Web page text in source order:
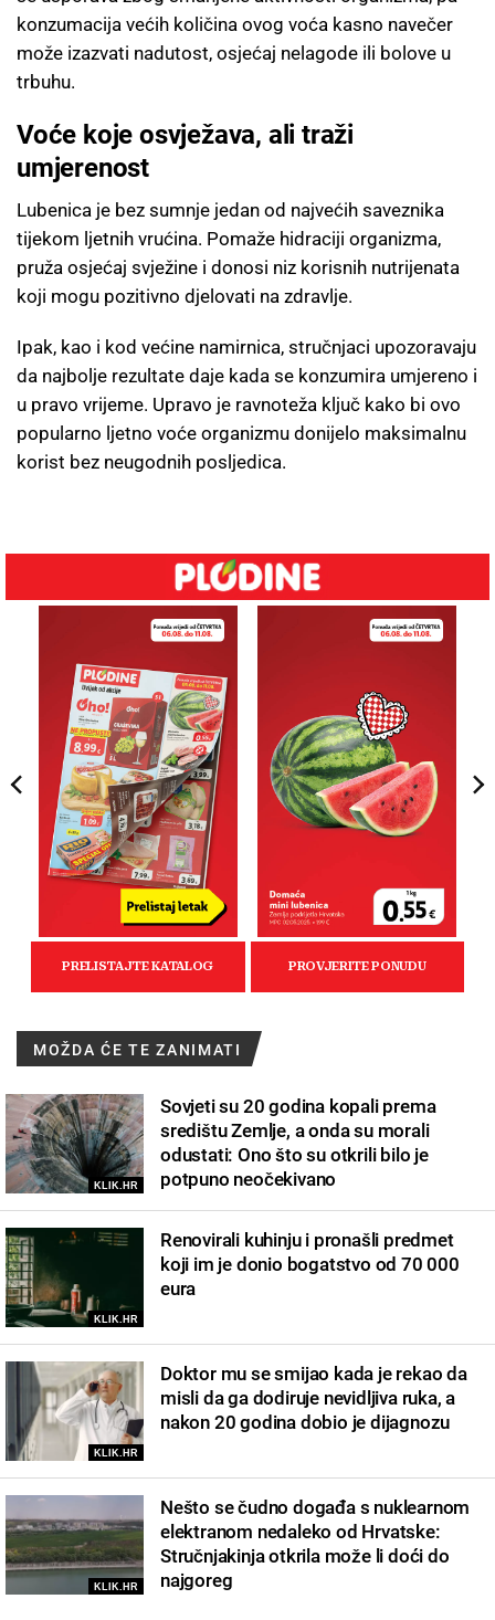
konzumacija većih količina ovog voća kasno navečer
može izazvati nadutost, osjećaj nelagode ili bolove u
trbuhu.
Voće koje osvježava, ali traži
umjerenost
Lubenica je bez sumnje jedan od najvećih saveznika
tijekom ljetnih vrućina. Pomaže hidraciji organizma,
pruža osjećaj svježine i donosi niz korisnih nutrijenata
koji mogu pozitivno djelovati na zdravlje.
Ipak, kao i kod većine namirnica, stručnjaci upozoravaju
da najbolje rezultate daje kada se konzumira umjereno i
u pravo vrijeme. Upravo je ravnoteža ključ kako bi ovo
popularno ljetno voće organizmu donijelo maksimalnu
korist bez neugodnih posljedica.
MOŽDA ĆE TE ZANIMATI
KLIK.HR
Sovjeti su 20 godina kopali prema
središtu Zemlje, a onda su morali
odustati: Ono što su otkrili bilo je
potpuno neočekivano
KLIK.HR
Renovirali kuhinju i pronašli predmet
koji im je donio bogatstvo od 70 000
eura
KLIK.HR
Doktor mu se smijao kada je rekao da
misli da ga dodiruje nevidljiva ruka, a
nakon 20 godina dobio je dijagnozu
KLIK.HR
Nešto se čudno događa s nuklearnom
elektranom nedaleko od Hrvatske:
Stručnjakinja otkrila može li doći do
najgoreg